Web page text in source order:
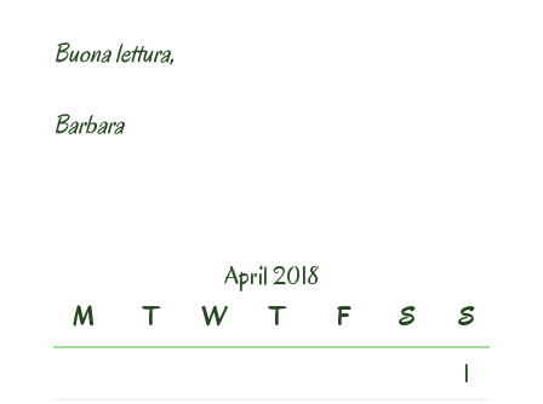
Buona lettura,
Barbara
April 2018
M
T W T F S
S
1